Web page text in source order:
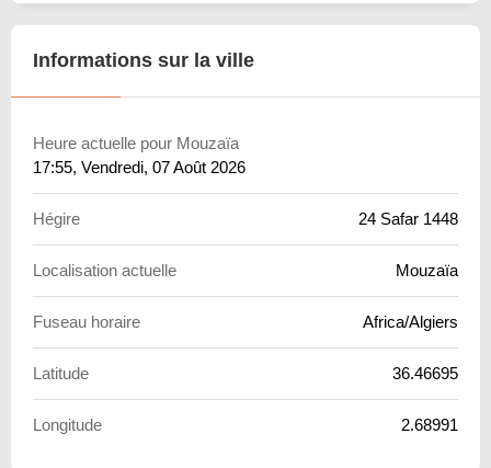
Informations sur la ville
Heure actuelle pour Mouzaïa
17:55, Vendredi, 07 Août 2026
Hégire 24 Safar 1448
Localisation actuelle Mouzaïa
Fuseau horaire Africa/Algiers
Latitude 36.46695
Longitude 2.68991